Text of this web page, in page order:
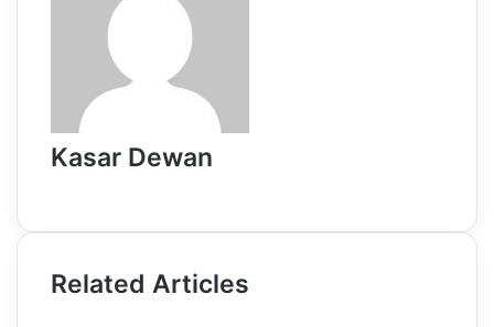
Kasar Dewan
Related Articles